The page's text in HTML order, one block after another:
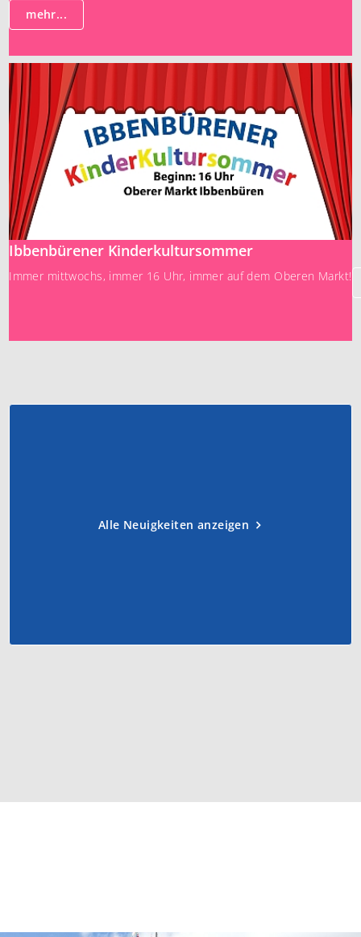
mehr...
Ibbenbürener Kinderkultursommer
Immer mittwochs, immer 16 Uhr, immer auf dem Oberen Markt!
Alle Neuigkeiten anzeigen